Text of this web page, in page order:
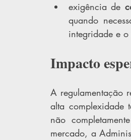
exigência de
quando
integridade e
Impacto
A regulamentação
alta complexidade
não
mercado, a